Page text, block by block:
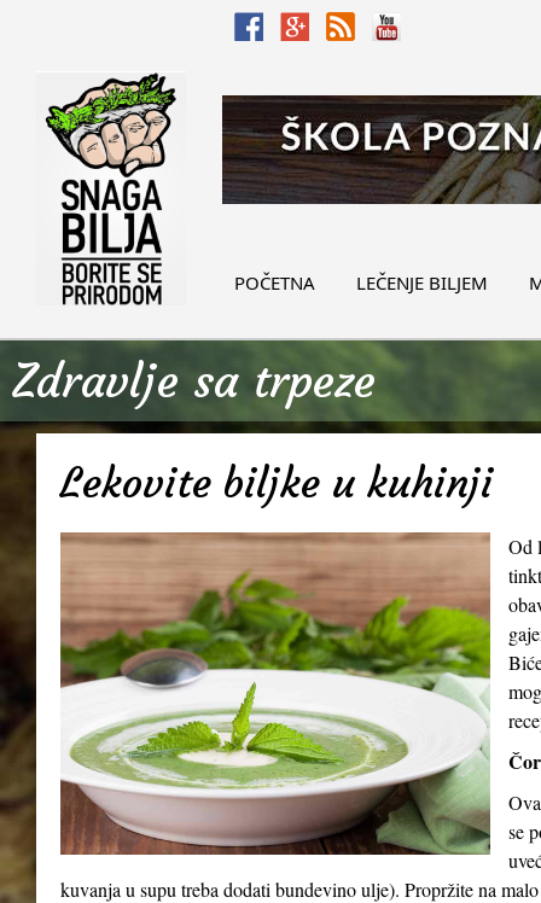
POČETNA LEČENJE BILJEM
Zdravlje sa trpeze
Lekovite biljke u kuhinji
Od
se
kuvanja u supu treba dodati bundevino ulje). Propržite na